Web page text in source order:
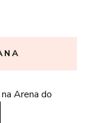
Arena do